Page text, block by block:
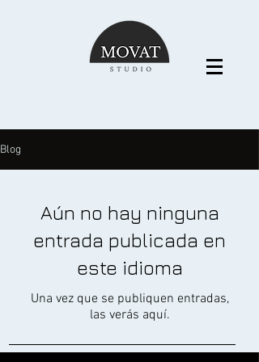
Blog
Aún no hay ninguna
entrada publicada en
este idioma
Una vez que se publiquen entradas,
las verás aquí.